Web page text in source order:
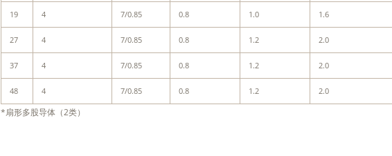
19 4 7/0.85 0.8 1.0 1.6
27 4 7/0.85 0.8 1.2 2.0
37 4 7/0.85 0.8 1.2 2.0
48 4 7/0.85 0.8 1.2 2.0
*扇形多股导体（2类）